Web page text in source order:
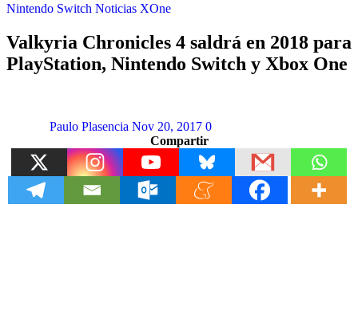
Nintendo Switch Noticias XOne
Valkyria Chronicles 4 saldrá en 2018 para
PlayStation, Nintendo Switch y Xbox One
Paulo Plasencia Nov 20, 2017 0
Compartir